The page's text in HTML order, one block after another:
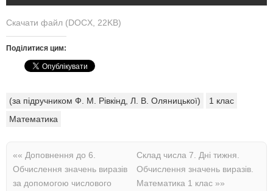
Скачати файл (DOCX, 22KB)
Поділитися цим:
(за підручником Ф. М. Рівкінд, Л. В. Оляницької)
1 клас
Математика
«« Доповнення до 6.
Обчислення значень виразів
за допомогою числового
Склад числа 7. Дні тижня.
Обчислення значень виразів.
Математика 1 клас »»